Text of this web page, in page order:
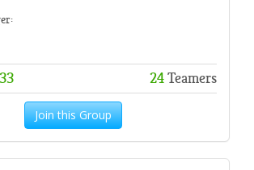
24Teamers
Join this Group